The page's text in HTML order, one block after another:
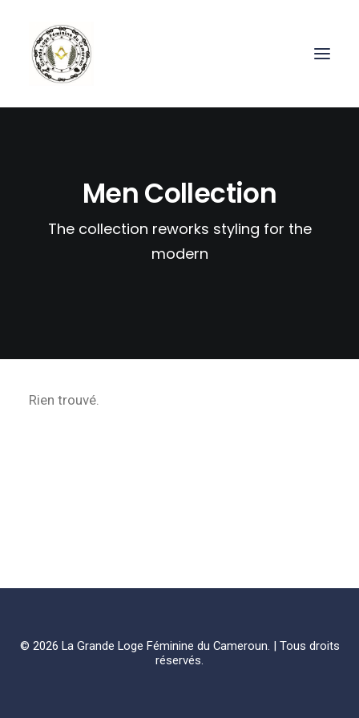
Men Collection
The collection reworks styling for the
modern
Rien trouvé.
© 2026 La Grande Loge Féminine du Cameroun. | Tous droits
réservés.